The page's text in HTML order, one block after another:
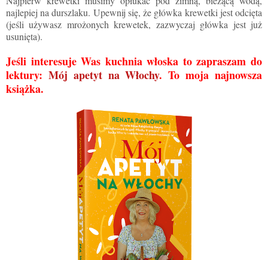
najlepiej na durszlaku. Upewnij się, że główka krewetki jest odcięta
(jeśli używasz mrożonych krewetek, zazwyczaj główka jest już
usunięta).
Jeśli interesuje Was kuchnia włoska to zapraszam do
lektury: Mój apetyt na Włochy. To moja najnowsza
książka.